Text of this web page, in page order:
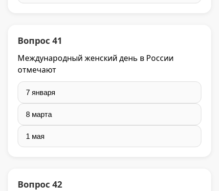
Вопрос 41
Международный женский день в России
отмечают
7 января
8 марта
1 мая
Вопрос 42